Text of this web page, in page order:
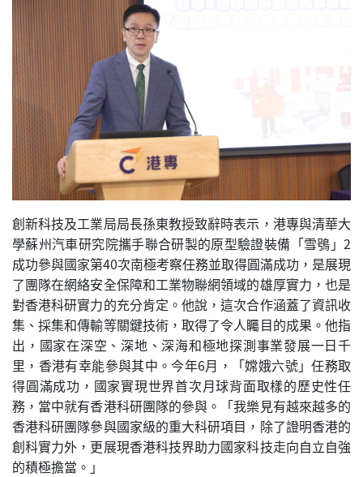
創新科技及工業局局長孫東教授致辭時表示，港專與清華大
學蘇州汽車研究院攜手聯合研製的原型驗證裝備「雪鴞」2
成功參與國家第40次南極考察任務並取得圓滿成功，是展現
了團隊在網絡安全保障和工業物聯網領域的雄厚實力，也是
對香港科研實力的充分肯定。他說，這次合作涵蓋了資訊收
集、採集和傳輸等關鍵技術，取得了令人矚目的成果。他指
出，國家在深空、深地、深海和極地探測事業發展一日千
里，香港有幸能參與其中。今年6月，「嫦娥六號」任務取
得圓滿成功，國家實現世界首次月球背面取樣的歷史性任
務，當中就有香港科研團隊的參與。「我樂見有越來越多的
香港科研團隊參與國家級的重大科研項目，除了證明香港的
創科實力外，更展現香港科技界助力國家科技走向自立自強
的積極擔當。」